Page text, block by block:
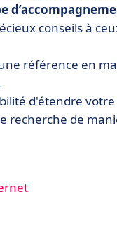
conseils à
référence en
d'étendre
recherche de